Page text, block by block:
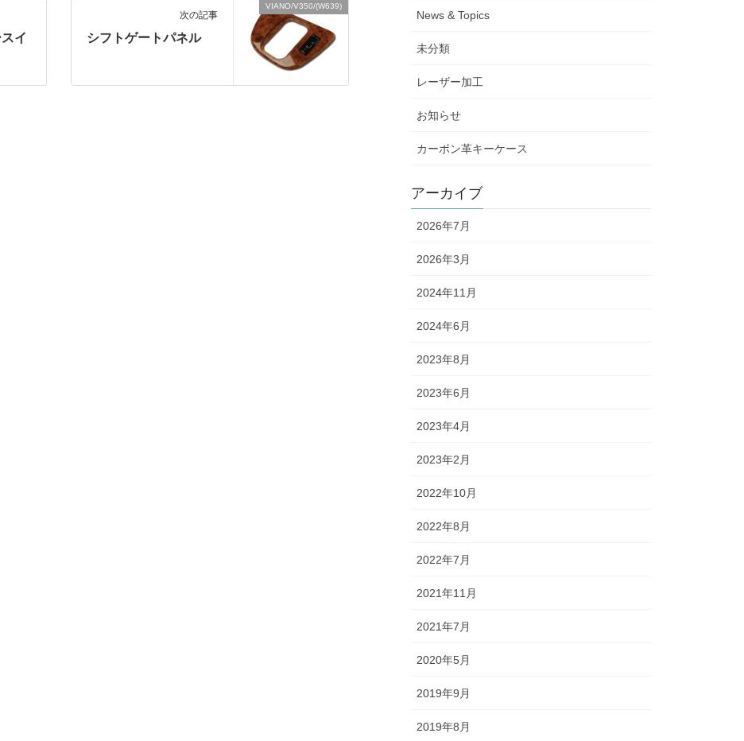
イ
VIANO/V350/(W639)
次の記事
シフトゲートパネル
News & Topics
未分類
レーザー加工
お知らせ
カーボン革キーケース
アーカイブ
2026年7月
2026年3月
2024年11月
2024年6月
2023年8月
2023年6月
2023年4月
2023年2月
2022年10月
2022年8月
2022年7月
2021年11月
2021年7月
2020年5月
2019年9月
2019年8月